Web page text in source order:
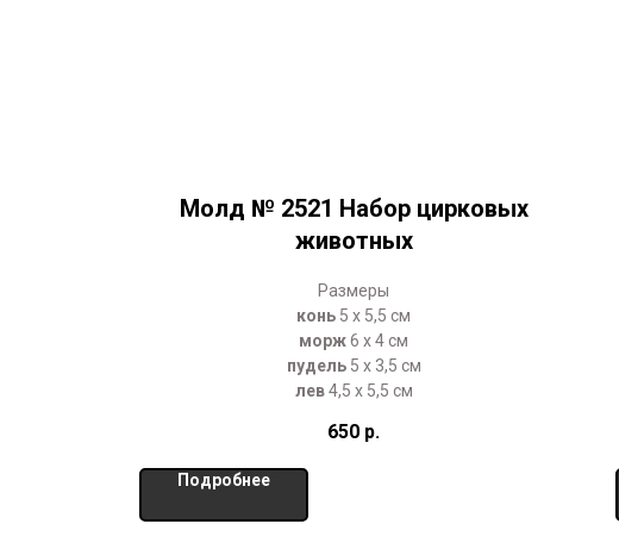
Молд № 2521 Набор цирковых
животных
Размеры
конь 5 х 5,5 см
морж6 х 4 см
пудель5 х 3,5 см
лев4,5 х 5,5 см
650 р.
Подробнее